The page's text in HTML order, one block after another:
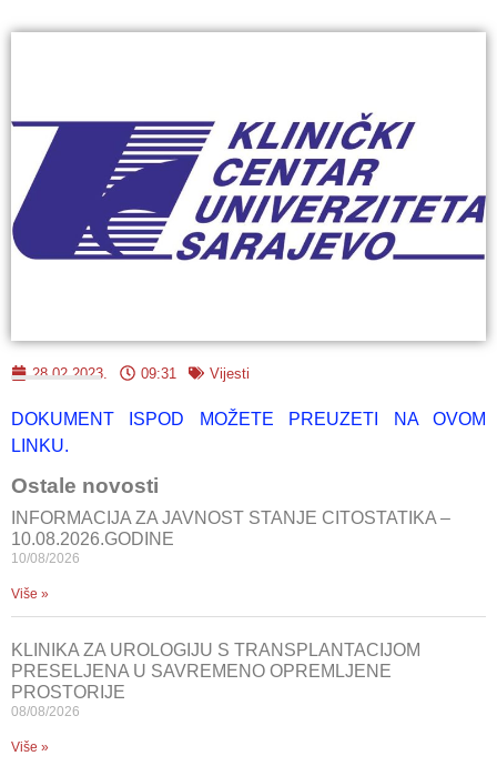
28.02.2023. 09:31 Vijesti
DOKUMENT ISPOD MOŽETE PREUZETI NA OVOM
LINKU.
Ostale novosti
INFORMACIJA ZA JAVNOST STANJE CITOSTATIKA –
10.08.2026.GODINE
10/08/2026
Više »
KLINIKA ZA UROLOGIJU S TRANSPLANTACIJOM
PRESELJENA U SAVREMENO OPREMLJENE
PROSTORIJE
08/08/2026
Više »